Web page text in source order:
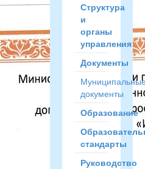
Структура
и
органы
управления
Документы
документы
Образование
стандарты
Руководство